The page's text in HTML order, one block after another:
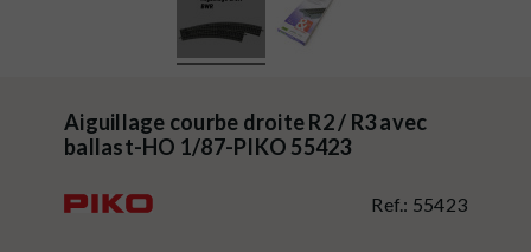
Aiguillage courbe droite R2 / R3 avec
ballast-HO 1/87-PIKO 55423
Ref.: 55423